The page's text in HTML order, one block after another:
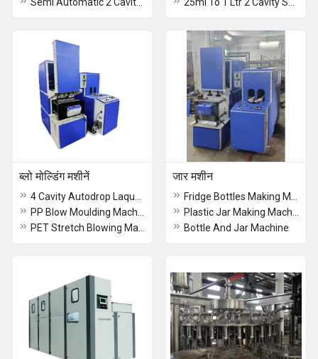
ब्लो मोल्डिंग मशीनें जार मशीन
Bottle And Jar Machine